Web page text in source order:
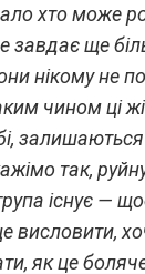
хто може
завдає ще
нікому не
чином ці
залишаються
так,
існує —
висловити,
як це